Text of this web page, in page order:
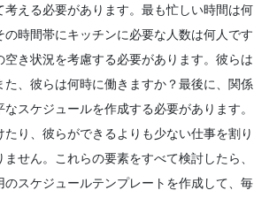
従業員をスケジュールする方法-クラウド従
業員スケジューリングソフトウェアを使用
するための 10 のヒント
スタッフライター Mar 29, 2022
Time Management Software
レイアウトされた毎週のスケジュールであ
なたの生活を楽にする10のアプリ
スタッフライター Mar 22, 2022
考える必要があります。最も忙しい時間は何
時間帯にキッチンに必要な人数は何人です
き状況を考慮する必要があります。彼らは
た、彼らは何時に働きますか？最後に、関係
スケジュールを作成する必要があります。
り、彼らができるよりも少ない仕事を割り
せん。 これらの要素をすべて検討したら、
のスケジュールテンプレートを作成して、毎